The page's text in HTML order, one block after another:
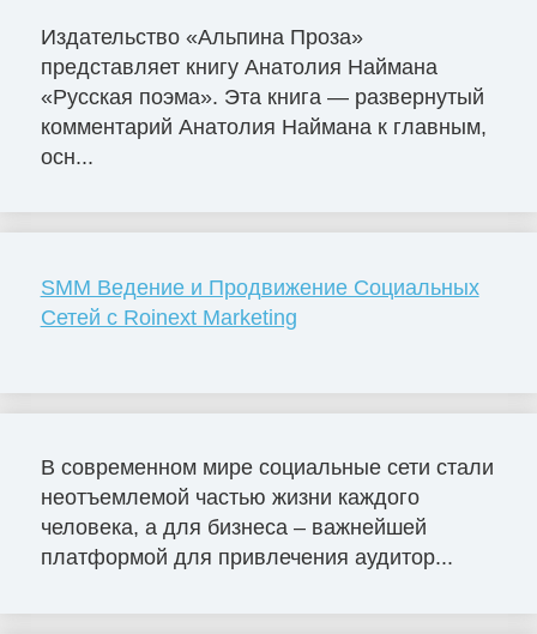
Издательство «Альпина Проза»
представляет книгу Анатолия Наймана
«Русская поэма». Эта книга — развернутый
комментарий Анатолия Наймана к главным,
осн...
SMM Ведение и Продвижение Социальных
Сетей с Roinext Marketing
В современном мире социальные сети стали
неотъемлемой частью жизни каждого
человека, а для бизнеса – важнейшей
платформой для привлечения аудитор...